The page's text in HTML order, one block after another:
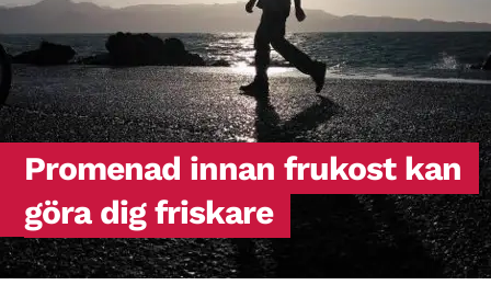
Blodsockerkollen
Promenad innan frukost kan
göra dig friskare